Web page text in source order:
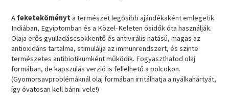
A feketeköményt a természet legősibb ajándékaként emlegetik.
Indiában, Egyiptomban és a Közel-Keleten ősidők óta használják.
Olaja erős gyulladáscsökkentő és antivirális hatású, magas az
antioxidáns tartalma, stimulálja az immunrendszert, és szinte
természetes antibiotikumként működik. Fogyaszthatod olaj
formában, de kapszulás verzió is fellelhető a polcokon.
(Gyomorsavproblémáknál olaj formában irritálhatja a nyálkahártyát,
így óvatosan kell bánni vele!)